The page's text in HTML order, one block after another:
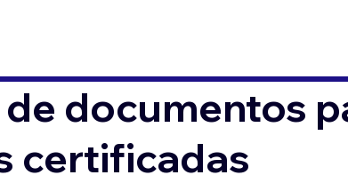
documentos
certificadas